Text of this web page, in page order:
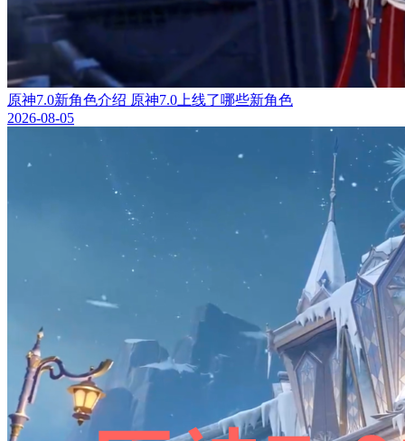
原神7.0新角色介绍 原神7.0上线了哪些新角色
2026-08-05